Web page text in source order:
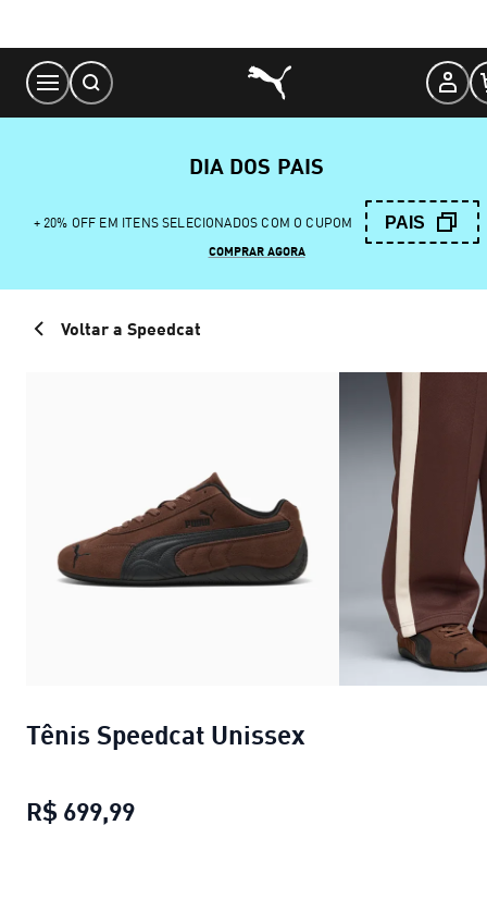
Content
DIA DOS PAIS
+ 20% OFF EM ITENS SELECIONADOS COM O CUPOM PAIS
COMPRAR AGORA
Voltar a Speedcat
Tênis Speedcat Unissex
R$ 699,99